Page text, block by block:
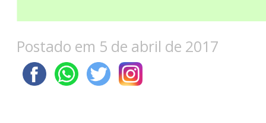
Postado em 5 de abril de 2017